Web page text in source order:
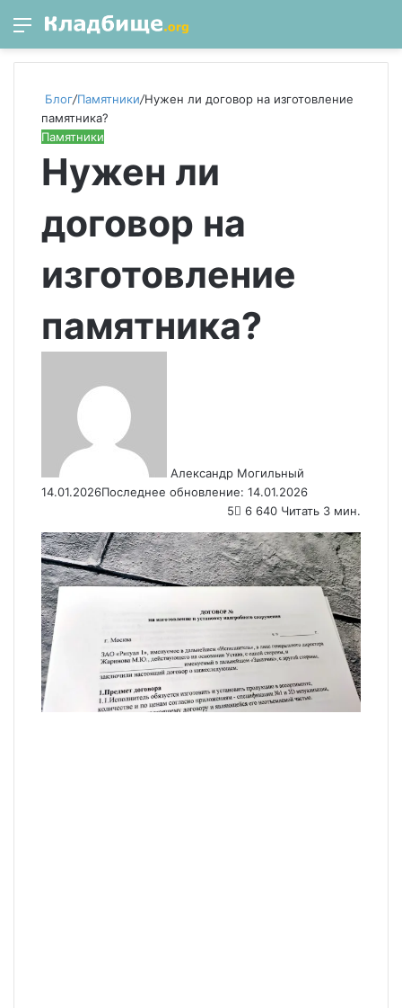
Меню
Блог/Памятники/Нужен ли договор на изготовление
памятника?
Памятники
Нужен ли
договор на
изготовление
памятника?
Александр Могильный
14.01.2026Последнее обновление: 14.01.2026
5
6 640 Читать 3 мин.